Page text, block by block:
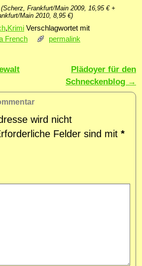
Frankfurt/Main 2009, 16,95 € +
Main 2010, 8,95 €)
,Krimi Verschlagwortet mit
French permalink
Plädoyer für den
Schneckenblog →
wird nicht
Felder sind mit *